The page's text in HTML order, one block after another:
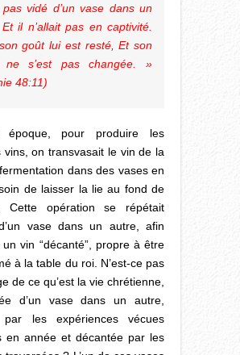
pas vidé d’un vase dans un
il n’allait pas en captivité.
goût lui est resté, Et son
ne s’est pas changée. »
48:11)
pour produire les
vins, on transvasait le vin de la
dans des vases en
de laisser la lie au fond de
Cette opération se répétait
vase dans un autre, afin
un vin “décanté”, propre à être
à la table du roi. N’est-ce pas
de ce qu’est la vie chrétienne,
d’un vase dans un autre,
par les expériences vécues
en année et décantée par les